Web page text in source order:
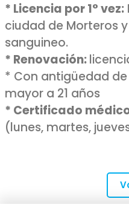
* Licencia por 1° vez:
ciudad de Morteros
sanguineo.
* Renovación:
* Con antigüedad de
mayor a 21 años
* Certificado
(lunes, martes,